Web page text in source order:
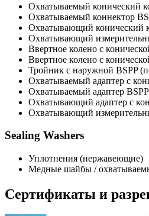
Охватываемый конический
Охватываемый коннектор
Охватывающий конический
Охватывающий
Ввертное колено с
Ввертное колено с
Тройник с наружной BSPP
Охватываемый адаптер с
Охватываемый адаптер BSPP
Охватывающий адаптер с
Охватывающий
Sealing Washers
Уплотнения (нержавеющие)
Медные шайбы /
Сертификаты и